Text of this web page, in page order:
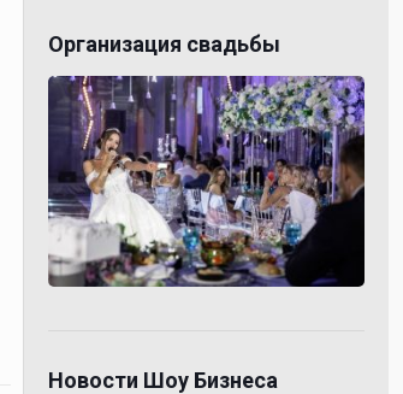
Организация свадьбы
Новости Шоу Бизнеса